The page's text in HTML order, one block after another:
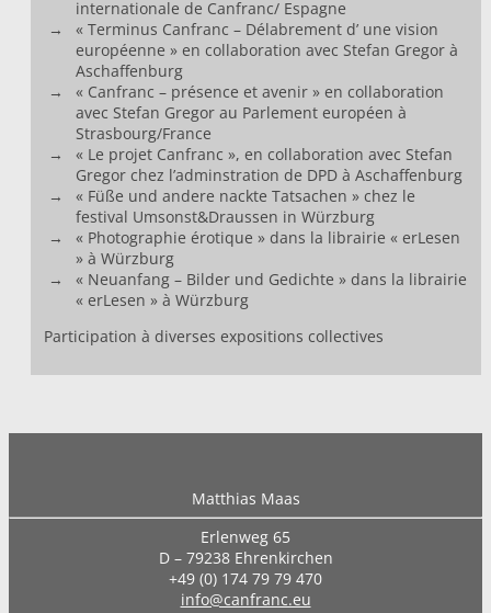
internationale de Canfranc/ Espagne
« Terminus Canfranc – Délabrement d’ une vision
européenne » en collaboration avec Stefan Gregor à
Aschaffenburg
« Canfranc – présence et avenir » en collaboration
avec Stefan Gregor au Parlement européen à
Strasbourg/France
« Le projet Canfranc », en collaboration avec Stefan
Gregor chez l’adminstration de DPD à Aschaffenburg
« Füße und andere nackte Tatsachen » chez le
festival Umsonst&Draussen in Würzburg
« Photographie érotique » dans la librairie « erLesen
» à Würzburg
« Neuanfang – Bilder und Gedichte » dans la librairie
« erLesen » à Würzburg
Participation à diverses expositions collectives
Matthias Maas
Erlenweg 65
D – 79238 Ehrenkirchen
+49 (0) 174 79 79 470
info@canfranc.eu